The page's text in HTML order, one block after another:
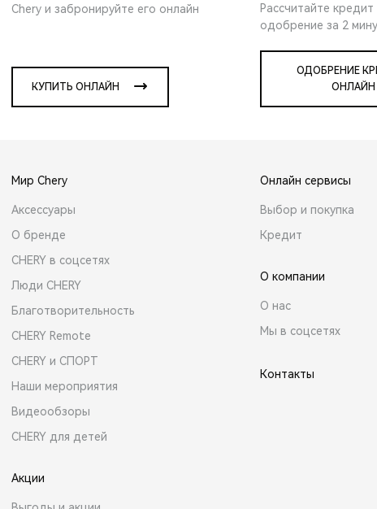
Chery и забронируйте его онлайн
КУПИТЬ ОНЛАЙН
Рассчитайте
одобрение за 2
ОДОБРЕНИЕ
ОНЛАЙН
Мир Chery
Аксессуары
О бренде
CHERY в соцсетях
Люди CHERY
Благотворительность
CHERY Remote
CHERY и СПОРТ
Наши мероприятия
Видеообзоры
CHERY для детей
Акции
Онлайн сервисы
Выбор и покупка
Кредит
О компании
О нас
Мы в соцсетях
Контакты